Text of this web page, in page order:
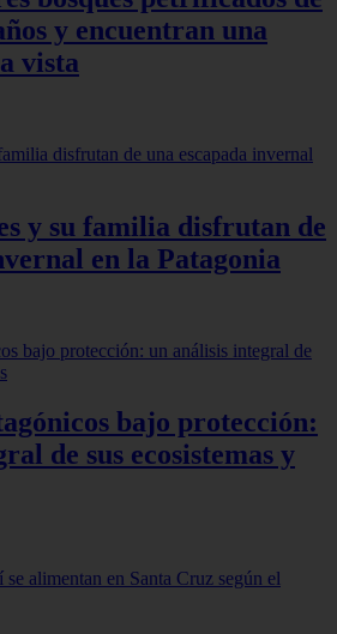
y encuentran una
vista
y su familia disfrutan de
en la Patagonia
bajo protección:
de sus ecosistemas y